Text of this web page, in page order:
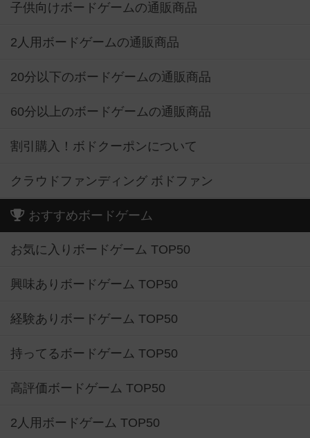
子供向けボードゲームの通販商品
2人用ボードゲームの通販商品
20分以下のボードゲームの通販商品
60分以上のボードゲームの通販商品
割引購入！ボドクーポンについて
クラウドファンディング ボドファン
おすすめボードゲーム
お気に入りボードゲーム TOP50
興味ありボードゲーム TOP50
経験ありボードゲーム TOP50
持ってるボードゲーム TOP50
高評価ボードゲーム TOP50
2人用ボードゲーム TOP50